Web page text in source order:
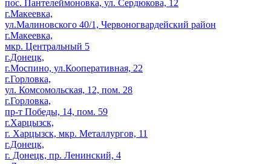
пос. Пантелеймоновка, ул. Сердюкова, 12
г.Макеевка,
ул.Малиновского 40/1, Червоногвардейский район
г.Макеевка,
мкр. Центральный 5
г.Донецк,
г.Моспино, ул.Кооперативная, 22
г.Горловка,
ул. Комсомольская, 12, пом. 28
г.Горловка,
пр-т Победы, 14, пом. 59
г.Харцызск,
г. Харцызск, мкр. Металлургов, 11
г.Донецк,
г. Донецк, пр. Ленинский, 4